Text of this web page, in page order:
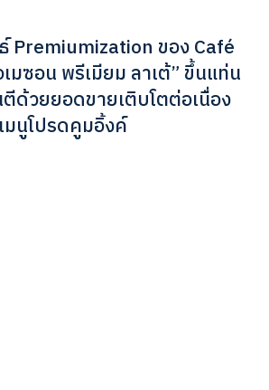
Premiumization ของ Café
มซอน พรีเมียม ลาเต้” ขึ้นแท่น
ด้วยยอดขายเติบโตต่อเนื่อง
มนูโปรดคูมอิ้งค์